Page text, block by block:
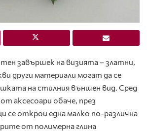
завършек на визията – златни,
други материали могат да се
на стилния външен вид. Сред
аксесоари обаче, през
се открои една малко по-различна
от полимерна глина